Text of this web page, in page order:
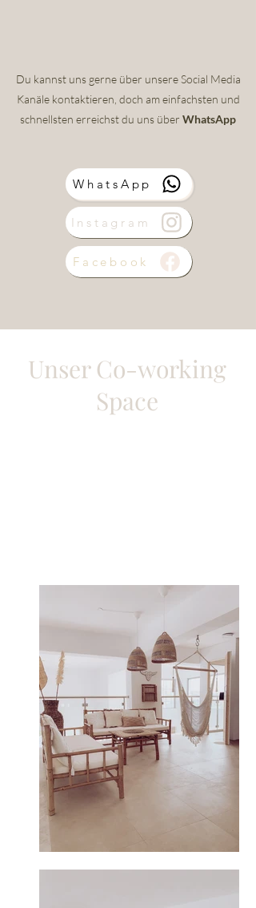
Du kannst uns gerne über unsere Social Media
Kanäle kontaktieren, doch ameinfachsten und
schnellsten erreichst du uns über WhatsApp
WhatsApp
Instagram
Facebook
UnserCo-working
Space